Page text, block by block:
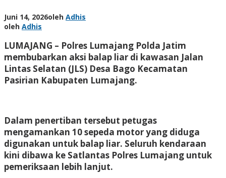
Juni 14, 2026oleh Adhis
oleh Adhis
LUMAJANG – Polres Lumajang Polda Jatim
membubarkan aksi balap liar di kawasan Jalan
Lintas Selatan (JLS) Desa Bago Kecamatan
Pasirian Kabupaten Lumajang.
Dalam penertiban tersebut petugas
mengamankan 10 sepeda motor yang diduga
digunakan untuk balap liar. Seluruh kendaraan
kini dibawa ke Satlantas Polres Lumajang untuk
pemeriksaan lebih lanjut.